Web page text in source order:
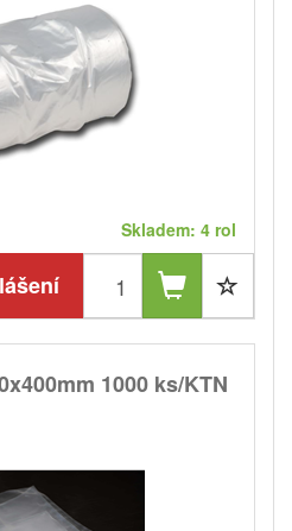
Skladem: 4 rol
1000 ks/KTN